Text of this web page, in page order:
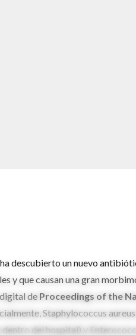
descubierto un nuevo
y que causan una gran
de Proceedings of the
Staphylococcus
del hospital) y